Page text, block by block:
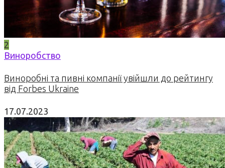
2
Виноробство
Виноробні та пивні компанії увійшли до рейтингу
від Forbes Ukraine
17.07.2023